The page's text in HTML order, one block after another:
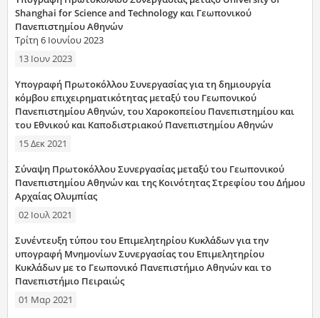
Shanghai for Science and Technology και Γεωπονικού
Πανεπιστημίου Αθηνών
Τρίτη 6 Ιουνίου 2023
13 Ιουν 2023
Υπογραφή Πρωτοκόλλου Συνεργασίας για τη δημιουργία
κόμβου επιχειρηματικότητας μεταξύ του Γεωπονικού
Πανεπιστημίου Αθηνών, του Χαροκοπείου Πανεπιστημίου και
του Εθνικού και Καποδιστριακού Πανεπιστημίου Αθηνών
15 Δεκ 2021
Σύναψη Πρωτοκόλλου Συνεργασίας μεταξύ του Γεωπονικού
Πανεπιστημίου Αθηνών και της Κοινότητας Στρεφίου του Δήμου
Αρχαίας Ολυμπίας
02 Ιουλ 2021
Συνέντευξη τύπου του Επιμελητηρίου Κυκλάδων για την
υπογραφή Μνημονίων Συνεργασίας του Επιμελητηρίου
Κυκλάδων με το Γεωπονικό Πανεπιστήμιο Αθηνών και το
Πανεπιστήμιο Πειραιώς
01 Μαρ 2021